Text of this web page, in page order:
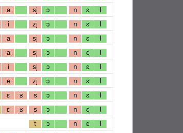
a sj ɔ n ɛ l
i zj ɔ n ɛ l
a sj ɔ n ɛ l
a sj ɔ n ɛ l
i sj ɔ n ɛ l
e zj ɔ n ɛ l
ɛ ʁ s ɔ n ɛ l
ɛ ʁ s ɔ n ɛ l
t ɔ n ɛ l